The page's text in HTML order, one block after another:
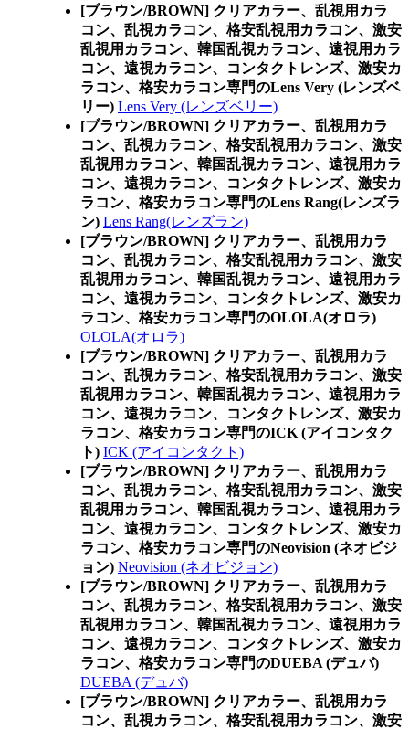
[ブラウン/BROWN] クリアカラー、乱視用カラ
コン、乱視カラコン、格安乱視用カラコン、激安
乱視用カラコン、韓国乱視カラコン、遠視用カラ
コン、遠視カラコン、コンタクトレンズ、激安カ
ラコン、格安カラコン専門のLens Very (レンズベ
リー) Lens Very (レンズベリー)
[ブラウン/BROWN] クリアカラー、乱視用カラ
コン、乱視カラコン、格安乱視用カラコン、激安
乱視用カラコン、韓国乱視カラコン、遠視用カラ
コン、遠視カラコン、コンタクトレンズ、激安カ
ラコン、格安カラコン専門のLens Rang(レンズラ
ン) Lens Rang(レンズラン)
[ブラウン/BROWN] クリアカラー、乱視用カラ
コン、乱視カラコン、格安乱視用カラコン、激安
乱視用カラコン、韓国乱視カラコン、遠視用カラ
コン、遠視カラコン、コンタクトレンズ、激安カ
ラコン、格安カラコン専門のOLOLA(オロラ)
OLOLA(オロラ)
[ブラウン/BROWN] クリアカラー、乱視用カラ
コン、乱視カラコン、格安乱視用カラコン、激安
乱視用カラコン、韓国乱視カラコン、遠視用カラ
コン、遠視カラコン、コンタクトレンズ、激安カ
ラコン、格安カラコン専門のICK (アイコンタク
ト) ICK (アイコンタクト)
[ブラウン/BROWN] クリアカラー、乱視用カラ
コン、乱視カラコン、格安乱視用カラコン、激安
乱視用カラコン、韓国乱視カラコン、遠視用カラ
コン、遠視カラコン、コンタクトレンズ、激安カ
ラコン、格安カラコン専門のNeovision (ネオビジ
ョン) Neovision (ネオビジョン)
[ブラウン/BROWN] クリアカラー、乱視用カラ
コン、乱視カラコン、格安乱視用カラコン、激安
乱視用カラコン、韓国乱視カラコン、遠視用カラ
コン、遠視カラコン、コンタクトレンズ、激安カ
ラコン、格安カラコン専門のDUEBA (デュバ)
DUEBA (デュバ)
[ブラウン/BROWN] クリアカラー、乱視用カラ
コン、乱視カラコン、格安乱視用カラコン、激安